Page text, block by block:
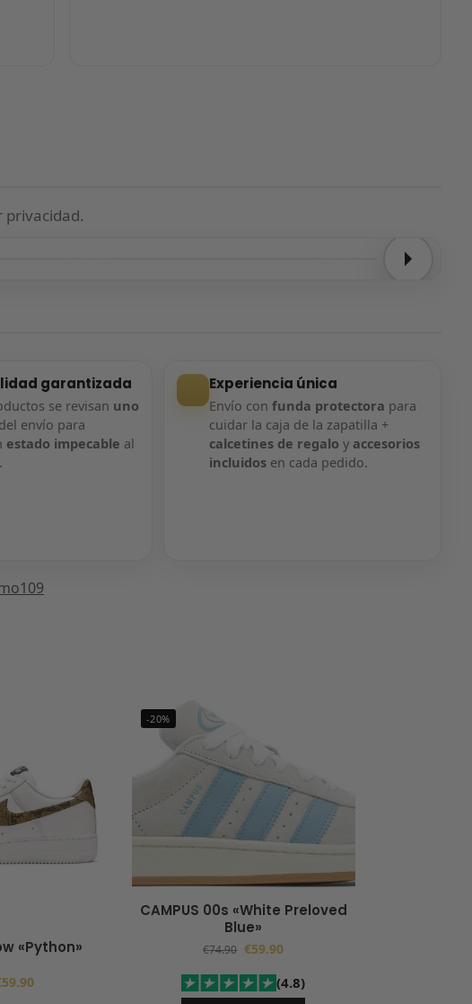
garantizada
se revisan uno
envío para
estado impecable al
Experiencia única
Envío confunda protectora para
cuidar la caja de la zapatilla +
calcetines de regalo y accesorios
incluidos en cada pedido.
«Python»
59.90
-20%
CAMPUS 00s «White Preloved
Blue»
€74.90 €59.90
(4.8)